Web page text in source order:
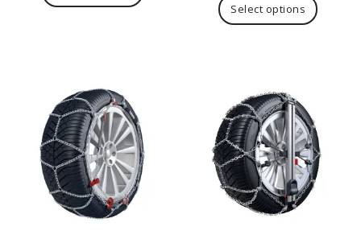
proizvoda
Select options